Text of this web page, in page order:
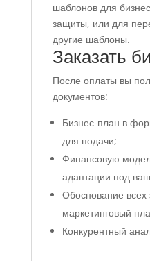
шаблонов для
защиты, или для
другие шаблоны.
Заказать
После оплаты вы
документов:
Бизнес-план в
для подачи;
Финансовую
адаптации под
Обоснование всех
маркетинговый
Конкурентный